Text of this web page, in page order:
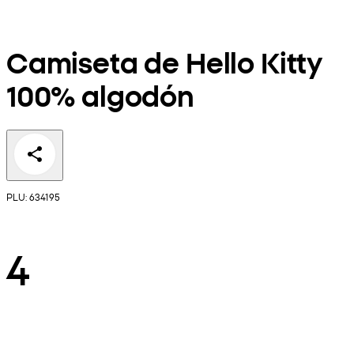
Camiseta de Hello Kitty
100% algodón
PLU: 634195
4